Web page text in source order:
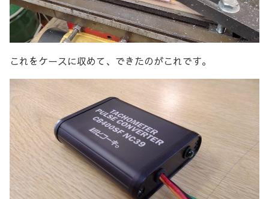
これをケースに収めて、できたのがこれです。